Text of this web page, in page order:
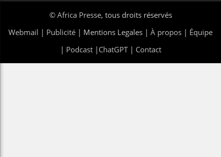
© Africa Presse, tous droits réservés
Webmail | Publicité | Mentions Legales | À propos | Équipe
| Podcast| ChatGPT| Contact